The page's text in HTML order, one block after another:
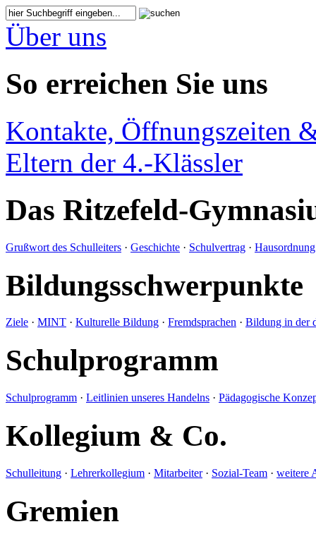
Über uns
So erreichen Sie uns
Kontakte, Öffnungszeiten
Eltern der 4.-Klässler
Das Ritzefeld-
Grußwort des Schulleiters · Geschichte · Schulvertrag · Hausordnung
Bildungsschwerpunkte
Ziele · MINT · Kulturelle Bildung · Fremdsprachen · Bildung in der
Schulprogramm
Schulprogramm · Leitlinien unseres Handelns · Pädagogische
Kollegium & Co.
Schulleitung · Lehrerkollegium · Mitarbeiter· Sozial-Team · weitere
Gremien